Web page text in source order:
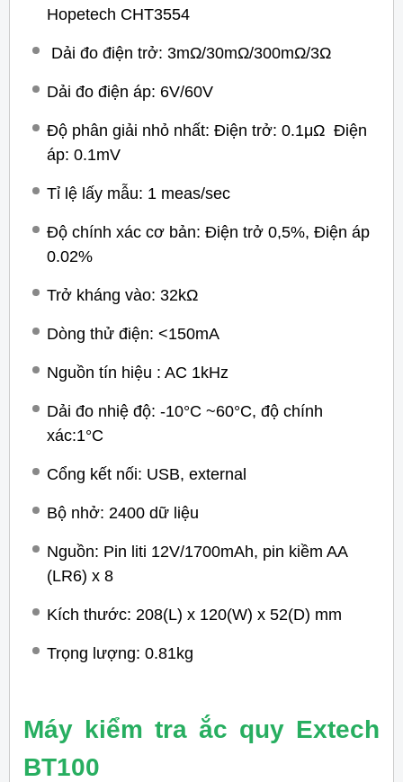
Hopetech CHT3554
Dải đo điện trở: 3mΩ/30mΩ/300mΩ/3Ω
Dải đo điện áp: 6V/60V
Độ phân giải nhỏ nhất: Điện trở: 0.1μΩ Điện
áp: 0.1mV
Tỉ lệ lấy mẫu: 1 meas/sec
Độ chính xác cơ bản: Điện trở 0,5%, Điện áp
0.02%
Trở kháng vào: 32kΩ
Dòng thử điện: <150mA
Nguồn tín hiệu : AC 1kHz
Dải đo nhiệ độ: -10°C ~60°C, độ chính
xác:1°C
Cổng kết nối: USB, external
Bộ nhở: 2400 dữ liệu
Nguồn: Pin liti 12V/1700mAh, pin kiềm AA
(LR6) x 8
Kích thước: 208(L) x 120(W) x 52(D) mm
Trọng lượng: 0.81kg
Máy kiểm tra ắc quy Extech
BT100